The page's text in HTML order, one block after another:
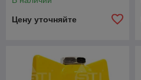
Цену уточняйте